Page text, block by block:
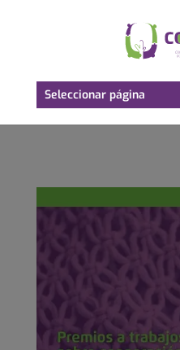
Seleccionar página